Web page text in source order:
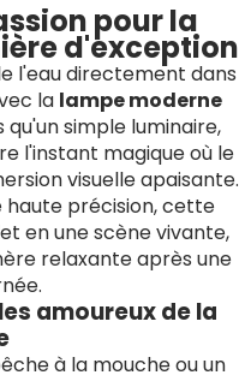
pour la
d'exception
l'eau directement dans
la lampe moderne
qu'un simple luminaire,
l'instant magique où le
visuelle apaisante.
haute précision, cette
en une scène vivante,
relaxante après une
amoureux de la
à la mouche ou un